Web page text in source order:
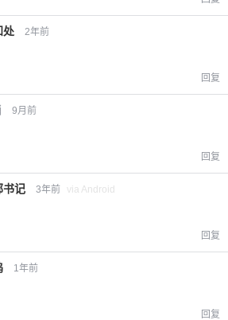
处 2年前
回复
9月前
回复
书记 3年前 via Android
回复
1年前
回复